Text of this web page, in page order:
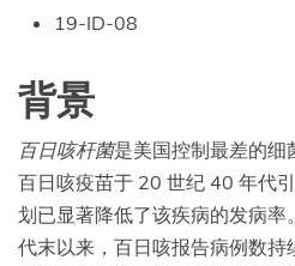
19-ID-08
背景
百日咳杆菌是美国控制最差的细
百日咳疫苗于 20 世纪 40 年代
划已显著降低了该疾病的发病
代末以来，百日咳报告病例数